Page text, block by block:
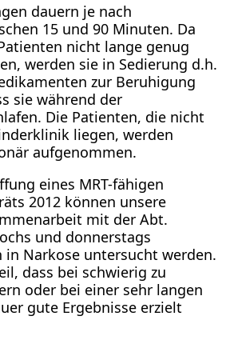
dauern je nach
15 und 90 Minuten. Da
nicht lange genug
werden sie in Sedierung d.h.
zur Beruhigung
sie während der
Die Patienten, die nicht
liegen, werden
aufgenommen.
eines MRT-fähigen
2012 können unsere
mit der Abt.
und donnerstags
in Narkose untersucht werden.
dass bei schwierig zu
oder bei einer sehr langen
gute Ergebnisse erzielt